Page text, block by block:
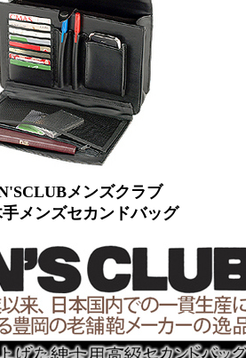
メンズクラブ
メンズセカンドバッグ